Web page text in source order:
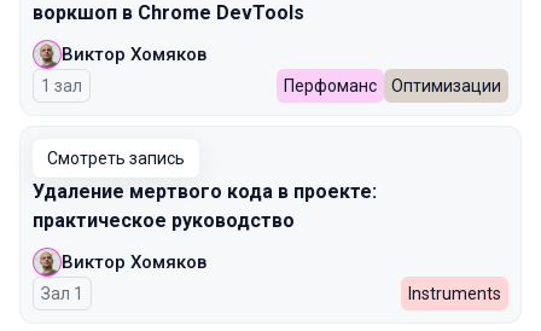
воркшоп в Chrome DevTools
Виктор Хомяков
1 зал Перфоманс Оптимизации
Смотреть запись
Удаление мертвого кода в проекте:
практическое руководство
Виктор Хомяков
Зал 1 Instruments